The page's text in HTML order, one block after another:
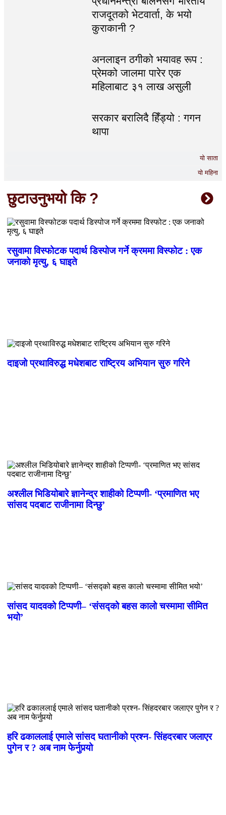
यो साता
यो महिना
राजदूतको भेटवार्ता, के भयो
कुराकानी ?
अनलाइन ठगीको भयावह रूप :
प्रेमको जालमा पारेर एक
महिलाबाट ३१ लाख असुली
सरकार बरालिदै हिँड्यो : गगन
थापा
छुटाउनुभयो कि ?
रसुवामा विस्फोटक पदार्थ डिस्पोज गर्ने क्रममा विस्फोट : एक
जनाको मृत्यु, ६ घाइते
दाइजो प्रथाविरुद्ध मधेशबाट राष्ट्रिय अभियान सुरु गरिने
अश्लील भिडियोबारे ज्ञानेन्द्र शाहीको टिप्पणी- ‘प्रमाणित भए
सांसद पदबाट राजीनामा दिन्छु’
सांसद यादवको टिप्पणी– ‘संसद्को बहस कालो चस्मामा सीमित
भयो’
हरि ढकाललाई एमाले सांसद घतानीको प्रश्न- सिंहदरबार जलाएर
पुगेन र ? अब नाम फेर्नुपर्‍यो